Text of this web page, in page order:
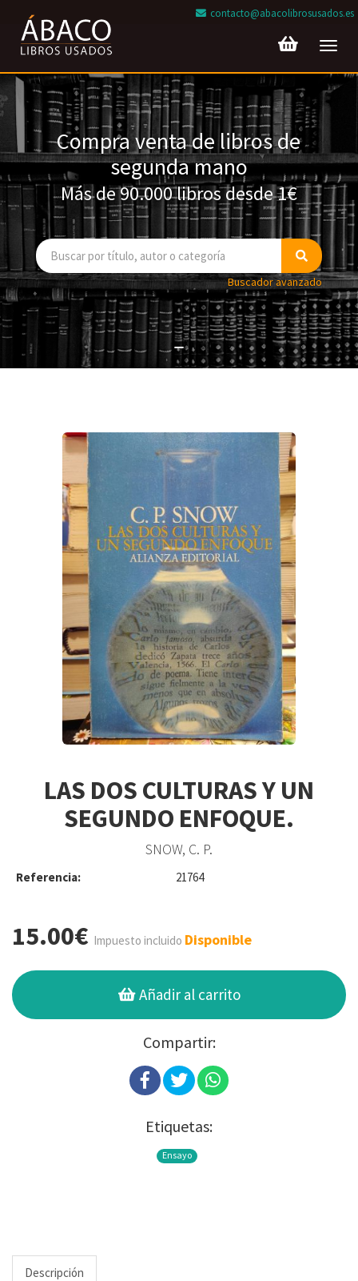
contacto@abacolibrosusados.es
Compra venta de libros de
segunda mano
Más de 90.000 libros desde 1€
Buscador avanzado
LAS DOS CULTURAS Y UN
SEGUNDO ENFOQUE.
SNOW, C. P.
Referencia: 21764
15.00€ Impuesto incluido Disponible
Añadir al carrito
Compartir:
Etiquetas:
Ensayo
Descripción